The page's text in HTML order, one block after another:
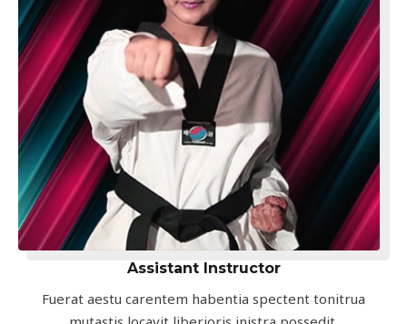
Assistant Instructor
Fuerat aestu carentem habentia spectent tonitrua